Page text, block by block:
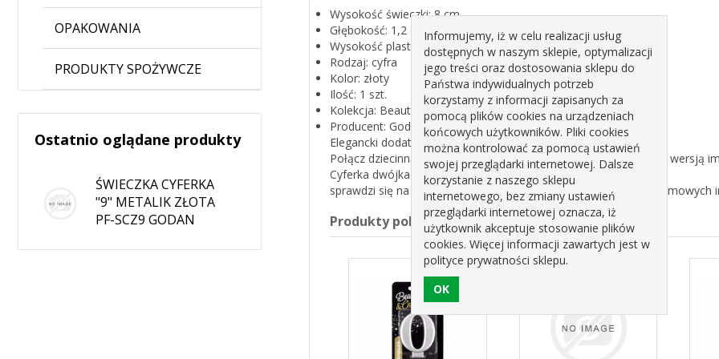
OPAKOWANIA
PRODUKTY SPOŻYWCZE
Ostatnio oglądane produkty
ŚWIECZKA CYFERKA
"9" METALIK ZŁOTA
PF-SCZ9 GODAN
Wysokość świeczki: 8 cm
Głębokość: 1,2 cm
Wysokość plastikowej podstawki: 1,3 cm
Rodzaj: cyfra
Kolor: złoty
Ilość: 1 szt.
Kolekcja: Beauty & Charm
Producent: Godan S.A.
Elegancki dodatek do imprezy w stylu Glamour
Połącz dziecinną radość świeczek na torcie z dorosłą i elegancką wersją
Cyferka dwójka w kolorze złotym metalicznym
sprawdzi się na wszelkiego rodzaju rocznicach, urodzinach czy firmowych
Produkty pokrewne
Informujemy, iż w celu realizacji usług
dostępnych w naszym sklepie, optymalizacji
jego treści oraz dostosowania sklepu do
Państwa indywidualnych potrzeb
korzystamy z informacji zapisanych za
pomocą plików cookies na urządzeniach
końcowych użytkowników. Pliki cookies
można kontrolować za pomocą ustawień
swojej przeglądarki internetowej. Dalsze
korzystanie z naszego sklepu
internetowego, bez zmiany ustawień
przeglądarki internetowej oznacza, iż
użytkownik akceptuje stosowanie plików
cookies. Więcej informacji zawartych jest w
polityce prywatności sklepu.